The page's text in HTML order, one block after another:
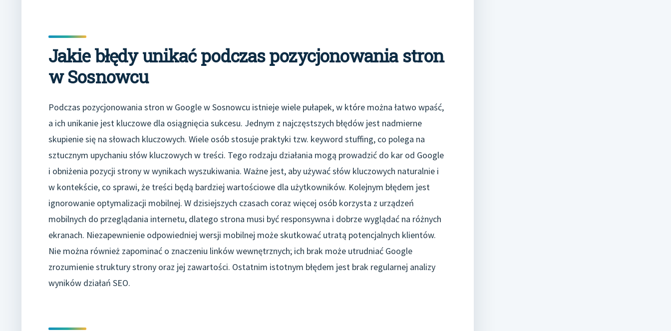
Jakie błędy unikać podczas pozycjonowania stron
w Sosnowcu
Podczas pozycjonowania stron w Google w Sosnowcu istnieje wiele pułapek, w które można łatwo wpaść,
a ich unikanie jest kluczowe dla osiągnięcia sukcesu. Jednym z najczęstszych błędów jest nadmierne
skupienie się na słowach kluczowych. Wiele osób stosuje praktyki tzw. keyword stuffing, co polega na
sztucznym upychaniu słów kluczowych w treści. Tego rodzaju działania mogą prowadzić do kar od Google
i obniżenia pozycji strony w wynikach wyszukiwania. Ważne jest, aby używać słów kluczowych naturalnie i
w kontekście, co sprawi, że treści będą bardziej wartościowe dla użytkowników. Kolejnym błędem jest
ignorowanie optymalizacji mobilnej. W dzisiejszych czasach coraz więcej osób korzysta z urządzeń
mobilnych do przeglądania internetu, dlatego strona musi być responsywna i dobrze wyglądać na różnych
ekranach. Niezapewnienie odpowiedniej wersji mobilnej może skutkować utratą potencjalnych klientów.
Nie można również zapominać o znaczeniu linków wewnętrznych; ich brak może utrudniać Google
zrozumienie struktury strony oraz jej zawartości. Ostatnim istotnym błędem jest brak regularnej analizy
wyników działań SEO.